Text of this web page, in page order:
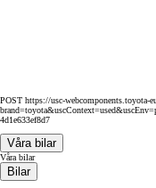
POST https://usc-webcomponents.toyota-
4d1e633ef8d7
Våra bilar
Våra bilar
Bilar